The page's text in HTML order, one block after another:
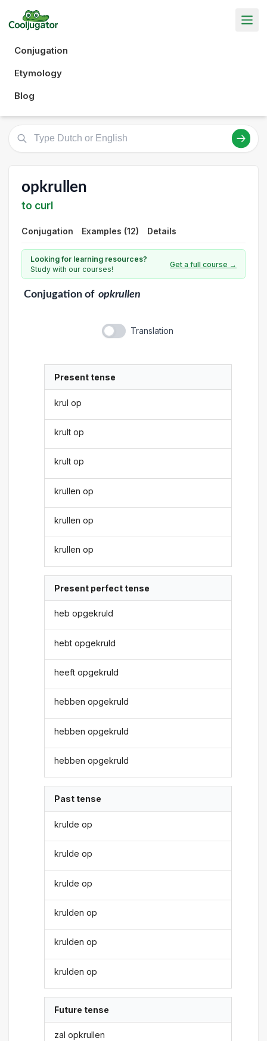
Conjugation
Etymology
Blog
opkrullen
to curl
Conjugation Examples (12) Details
Looking for learning resources?
Study with our courses!
Get a full course →
Conjugationof opkrullen
Translation
Present tense
krul op
krult op
krult op
krullen op
krullen op
krullen op
Present perfect tense
heb opgekruld
hebt opgekruld
heeft opgekruld
hebben opgekruld
hebben opgekruld
hebben opgekruld
Past tense
krulde op
krulde op
krulde op
krulden op
krulden op
krulden op
Future tense
zal opkrullen